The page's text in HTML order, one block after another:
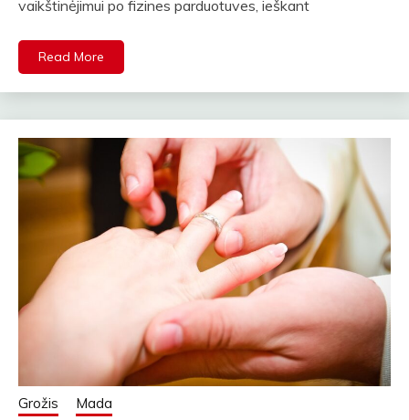
vaikštinėjimui po fizines parduotuves, ieškant
Read More
Grožis Mada